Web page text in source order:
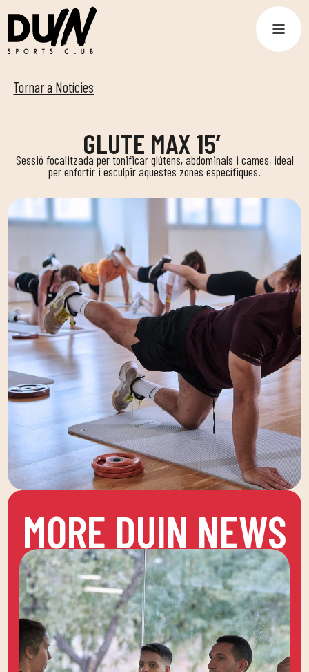
Tornar a Notícies
GLUTE MAX 15′
Sessió focalitzada per tonificar glútens, abdominals i cames, ideal
per enfortir i esculpir aquestes zones específiques.
MORE DUIN NEWS